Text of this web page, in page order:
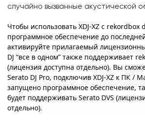
случайно вызванные акустической
Чтобы использовать XDJ-XZ с rekordbox
программное обеспечение до
активируйте прилагаемый
DJ “все в одном” также поддерживает
(лицензия доступна отдельно). Вы
Serato DJ Pro, подключив XDJ-XZ к ПК /
запущено программное обеспечение,
будет поддерживать Serato DVS
отдельно).